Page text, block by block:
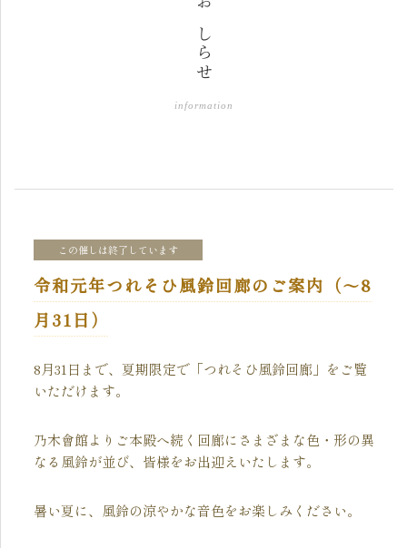
おしらせ
information
この催しは終了しています
令和元年つれそひ風鈴回廊のご案内（～8
月31日）
8月31日まで、夏期限定で「つれそひ風鈴回廊」をご覧
いただけます。
乃木會館よりご本殿へ続く回廊にさまざまな色・形の異
なる風鈴が並び、皆様をお出迎えいたします。
暑い夏に、風鈴の涼やかな音色をお楽しみください。